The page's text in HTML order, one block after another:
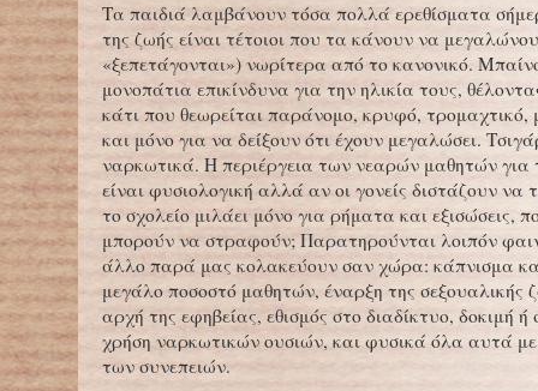
Τα παιδιά λαμβάνουν τόσα πολλά ερεθίσματα
της ζωής είναι τέτοιοι που τα κάνουν να
«ξεπετάγονται») νωρίτερα από το κανονικό.
μονοπάτια επικίνδυνα για την ηλικία τους,
κάτι που θεωρείται παράνομο, κρυφό, τρομαχτικό,
και μόνο για να δείξουν ότι έχουν μεγαλώσει.
ναρκωτικά. Η περιέργεια των νεαρών μαθητών
είναι φυσιολογική αλλά αν οι γονείς διστάζουν να
το σχολείο μιλάει μόνο για ρήματα και εξισώσεις,
μπορούν να στραφούν; Παρατηρούνται λοιπόν
άλλο παρά μας κολακεύουν σαν χώρα: κάπνισμα
μεγάλο ποσοστό μαθητών, έναρξη της σεξουαλικής
αρχή της εφηβείας, εθισμός στο διαδίκτυο, δοκιμή ή
χρήση ναρκωτικών ουσιών, και φυσικά όλα αυτά
των συνεπειών.